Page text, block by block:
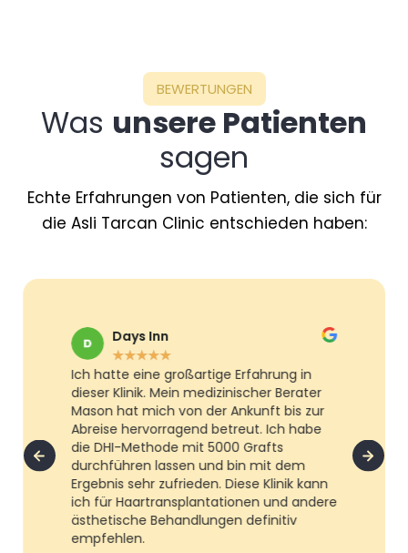
BEWERTUNGEN
Was unsere Patienten
sagen
Echte Erfahrungen von Patienten, die sich für
die Asli Tarcan Clinic entschieden haben:
Days Inn
★★★★★
Ich hatte eine großartige Erfahrung in
dieser Klinik. Mein medizinischer Berater
Mason hat mich von der Ankunft bis zur
Abreise hervorragend betreut. Ich habe
die DHI-Methode mit 5000 Grafts
durchführen lassen und bin mit dem
Ergebnis sehr zufrieden. Diese Klinik kann
ich für Haartransplantationen und andere
ästhetische Behandlungen definitiv
empfehlen.